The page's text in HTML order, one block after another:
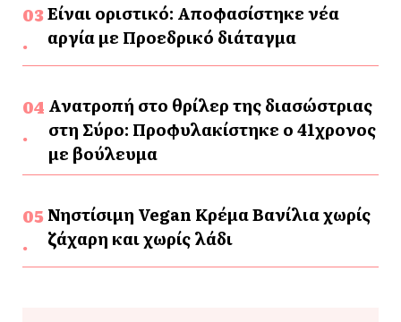
Είναι οριστικό: Αποφασίστηκε νέα
αργία με Προεδρικό διάταγμα
Ανατροπή στο θρίλερ της διασώστριας
στη Σύρο: Προφυλακίστηκε ο 41χρονος
με βούλευμα
Νηστίσιμη Vegan Κρέμα Βανίλια χωρίς
ζάχαρη και χωρίς λάδι